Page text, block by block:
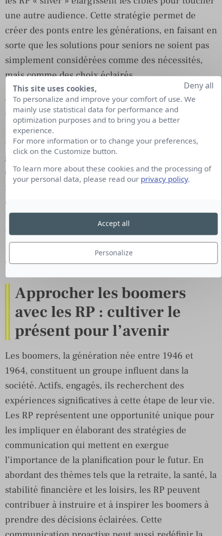
une autre audience. Cette stratégie permet de
créer des ponts entre les générations, en faisant en
sorte que les solutions pour seniors ne soient pas
simplement considérées comme des nécessités,
mais comme des choix éclairés.
A l’instar de DOMITYS, n°1 des résidences services
seniors en France, membre du Groupe AG2R LA
MONDIALE, qui a une approche avisée des RP
« silver » et qui a su tisser des liens entre les
générations, faisant de leur concept d’habitat une
expérience convoitée plutôt qu’une simple
nécessité. En utilisant des canaux pluriels allant
des médias sociaux aux événements locaux, la
marque illustre comment les RP peuvent catalyser
une perception positive et désirable des solutions
pour seniors, et ce, en accord avec les aspirations
et les valeurs de cette audience.
Approcher les boomers
avec les RP : cultiver le
présent pour l’avenir
Les boomers, la génération née entre 1946 et
1964, constituent un groupe influent dans la
société. Actifs, engagés, ils recherchent des
expériences significatives à cette étape de leur vie.
Les RP représentent une opportunité unique pour
les impliquer en élaborant des stratégies de
communication qui mettent en exergue
l’importance de la planification pour le futur. En
abordant des thèmes tels que la retraite, la santé, la
stabilité financière et les loisirs, les RP peuvent
contribuer à instruire et à inspirer les boomers à
prendre des décisions éclairées. Cette
This site uses cookies,
To personalize and improve your comfort of use. We
mainly use statistical data for performance and
optimization purposes and to bring you a better
experience.
For more information or to change your preferences,
click on the Customize button.
To learn more about these cookies and the processing of
your personal data, please read our privacy policy.
Personalize
Deny all
Accept all